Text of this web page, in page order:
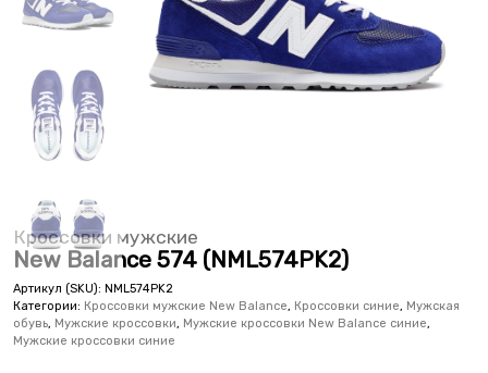
Кроссовки мужские
New Balance 574 (NML574PK2)
Артикул (SKU): NML574PK2
Категории: Кроссовки мужские New Balance, Кроссовки синие, Мужская
обувь, Мужские кроссовки, Мужские кроссовки New Balance синие,
Мужские кроссовки синие